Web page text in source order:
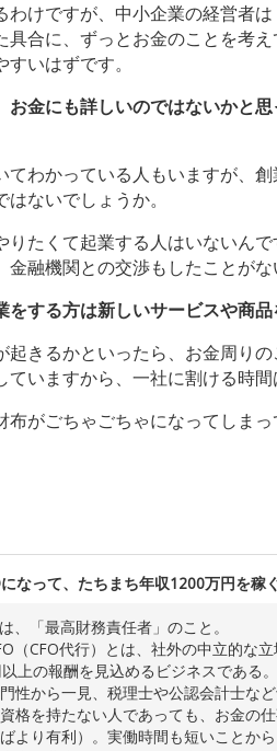
けですが、中小企業の経営者
具合に、ずっとお金のことを考
いはずです。
金にも詳しいのではないかと
わかっている人もいますが、
ないでしょうか。
りたくて起業する人はいないん
融機関との交渉もしたことがな
する方は新しいサービスや商品
きるかといったら、お金周り
いますから、一社に割ける時
がごちゃごちゃになってしま
なって、たちまち年収1200万円を稼
、「最高財務責任者」のこと。
（CFO代行）とは、社外の中立的な
上の報酬を見込めるビジネスである。
性から一見、税理士や公認会計士な
格を持たない人であっても、お金の
より有利）。実働時間も短いことか